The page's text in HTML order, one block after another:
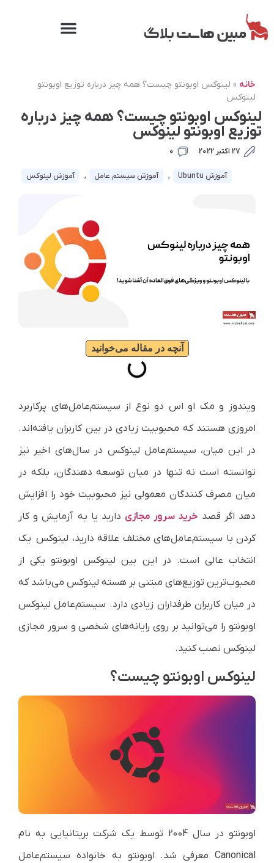
خانه » لینوکس اوبونتو چیست؟ همه چیز درباره توزیع اوبونتو
لینوکس
لینوکس اوبونتو چیست؟ همه چیز درباره
توزیع اوبونتو لینوکس
27 اکتبر 2022 0
آموزش Ubuntu , آموزش سیستم عامل , آموزش لینوکس
آنچه در مقاله می‌خوانید
ویندوز و مک او اس دو نوع از سیستم‌عامل‌های پرکاربرد
امروزی هستند که محبوبیت زیادی در بین کاربران یافته‌اند.
در این میان، سیستم‌عامل لینوکس در سال‌های اخیر نیز
توانسته است نه تنها در میان توسعه دهندگان، بلکه در
میان مصرف کنندگان معمولی نیز محبوبیت خود را افزایش
دهد اگر قصد خرید سرور مجازی دارید یا به آزمایش و کار
کردن با سیستم‌عامل‌های مختلف علاقه دارید، لینوکس یک
انتخاب عالی است. در این بین لینوکس اوبونتو یکی از
محبوب‌ترین توزیع‌های مبتنی بر هسته لینوکس می‌باشد که
در میان کاربران طرفداران زیادی دارد. سیستم‌عامل لینوکس
اوبونتو را می‌توانید بر روی رایانه‌های شخصی و سرور مجازی
لینوکس نصب کنید.
لینوکس اوبونتو چیست؟
اوبونتو در سال 2004 توسط یک شرکت بریتانیایی به نام
Canonical معرفی شد. اوبونتو به خانواده سیستم‌عامل